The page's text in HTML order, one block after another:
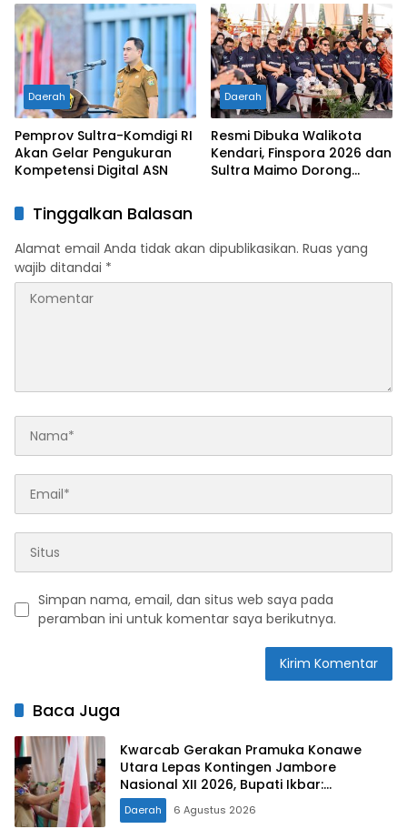
Dunia Kerja
Daerah
Pemprov Sultra-Komdigi RI
Akan Gelar Pengukuran
Kompetensi Digital ASN
Daerah
Resmi Dibuka Walikota
Kendari, Finspora 2026 dan
Sultra Maimo Dorong
Tinggalkan Balasan
Alamat email Anda tidak akan dipublikasikan. Ruas yang
wajib ditandai *
Simpan nama, email, dan situs web saya pada
peramban ini untuk komentar saya berikutnya.
Baca Juga
Kwarcab Gerakan Pramuka Konawe
Utara Lepas Kontingen Jambore
Nasional XII 2026, Bupati Ikbar:
Tunjukkan Karakter Generasi Muda
Konut yang Disiplin dan Berprestasi
Daerah 6 Agustus 2026